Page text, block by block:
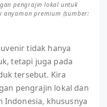
pengrajin lokal untuk
anyaman premium (sumber:
tidak hanya
tetapi juga pada
tersebut. Kira
pengrajin lokal dan
Indonesia, khususnya